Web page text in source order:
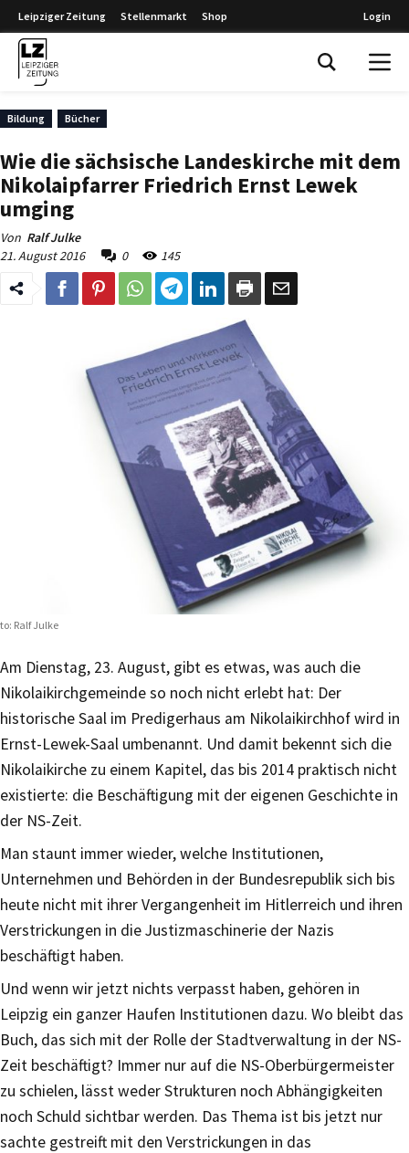
Leipziger Zeitung Stellenmarkt Shop Login
Bildung Bücher
Wie die sächsische Landeskirche mit dem
Nikolaipfarrer Friedrich Ernst Lewek
umging
Von Ralf Julke
21. August 2016
0 145
Ralf Julke
Am Dienstag, 23. August, gibt es etwas, was auch die
Nikolaikirchgemeinde so noch nicht erlebt hat: Der
historische Saal im Predigerhaus am Nikolaikirchhof wird in
Ernst-Lewek-Saal umbenannt. Und damit bekennt sich die
Nikolaikirche zu einem Kapitel, das bis 2014 praktisch nicht
existierte: die Beschäftigung mit der eigenen Geschichte in
der NS-Zeit.
Man staunt immer wieder, welche Institutionen,
Unternehmen und Behörden in der Bundesrepublik sich bis
heute nicht mit ihrer Vergangenheit im Hitlerreich und ihren
Verstrickungen in die Justizmaschinerie der Nazis
beschäftigt haben.
Und wenn wir jetzt nichts verpasst haben, gehören in
Leipzig ein ganzer Haufen Institutionen dazu. Wo bleibt das
Buch, das sich mit der Rolle der Stadtverwaltung in der NS-
Zeit beschäftigt? Immer nur auf die NS-Oberbürgermeister
zu schielen, lässt weder Strukturen noch Abhängigkeiten
noch Schuld sichtbar werden. Das Thema ist bis jetzt nur
sachte gestreift mit den Verstrickungen in das